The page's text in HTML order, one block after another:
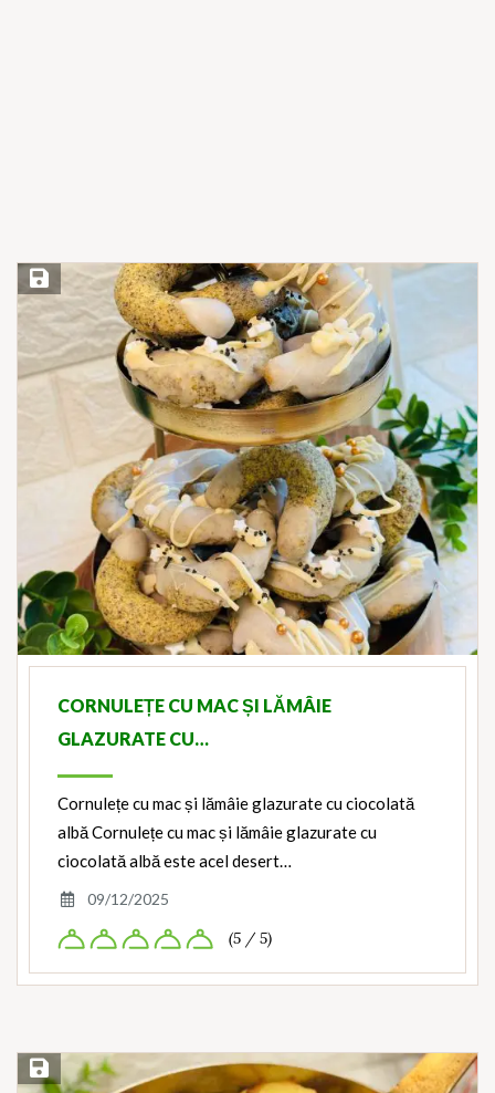
Save Recipe
CORNULEȚE CU MAC ȘI LĂMÂIE
GLAZURATE CU…
Cornulețe cu mac și lămâie glazurate cu ciocolată
albă Cornulețe cu mac și lămâie glazurate cu
ciocolată albă este acel desert…
09/12/2025
(5 / 5)
Save Recipe